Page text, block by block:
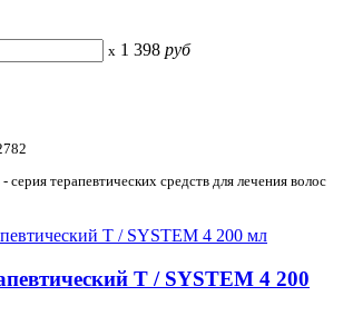
x 1 398 руб
серия терапевтических средств для лечения волос
T / SYSTEM 4 200